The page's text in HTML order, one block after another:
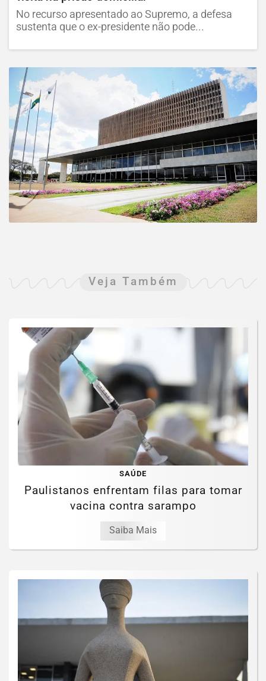
No recurso apresentado ao Supremo, a defesa
sustenta que o ex-presidente não pode...
Veja Também
SAÚDE
Paulistanos enfrentam filas para tomar
vacina contra sarampo
Saiba Mais